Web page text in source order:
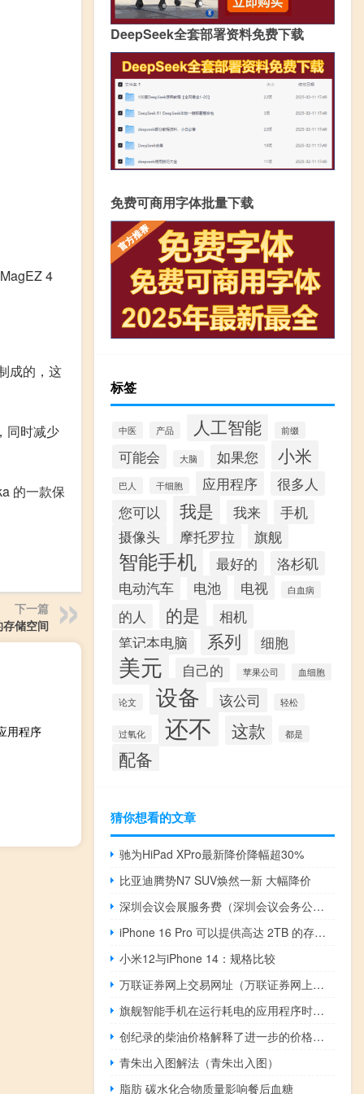
4
成的，这
同时减少
的一款保
下一篇
储空间
用程序
DeepSeek全套部署资料免费下载
免费可商用字体批量下载
标签
中医 产品 人工智能 前缀
可能会 大脑 如果您 小米
巴人 干细胞 应用程序
很多人
您可以
我是 我来
手机
摄像头
摩托罗拉 旗舰
智能手机 最好的
洛杉矶
电动汽车
电池 电视 白血病
的人 的是
相机
笔记本电脑
系列 细胞
美元 自己的 苹果公司 血细胞
论文 设备 该公司 轻松
过氧化 还不 这款 都是
配备
猜你想看的文章
驰为HiPad XPro最新降价降幅超30%
比亚迪腾势N7 SUV焕然一新 大幅降价
深圳会议会展服务费（深圳会议会务公司）
iPhone 16 Pro 可以提供高达 2TB 的存储空间
小米12与iPhone 14：规格比较
万联证券网上交易网址（万联证券网上交易高端版）
旗舰智能手机在运行耗电的应用程序时电池电量耗尽
创纪录的柴油价格解释了进一步的价格上涨迹象
青朱出入图解法（青朱出入图）
脂肪 碳水化合物质量影响餐后血糖